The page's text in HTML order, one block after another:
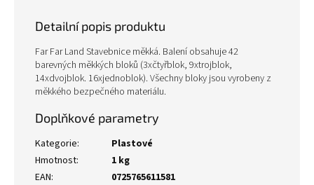
Detailní popis produktu
Far Far Land Stavebnice měkká. Balení obsahuje 42
barevných měkkých bloků (3xčtyřblok, 9xtrojblok,
14xdvojblok. 16xjednoblok). Všechny bloky jsou vyrobeny z
měkkého bezpečného materiálu.
Doplňkové parametry
Kategorie:
Plastové
Hmotnost:
1 kg
EAN:
0725765611581